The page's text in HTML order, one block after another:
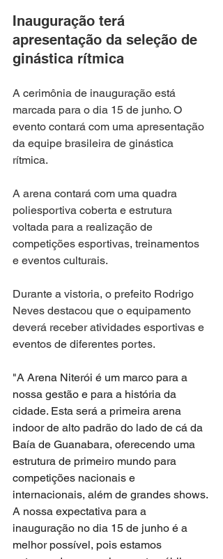
Inauguração terá
apresentação da seleção de
ginástica rítmica
A cerimônia de inauguração está
marcada para o dia 15 de junho. O
evento contará com uma apresentação
da equipe brasileira de ginástica
rítmica.
A arena contará com uma quadra
poliesportiva coberta e estrutura
voltada para a realização de
competições esportivas, treinamentos
e eventos culturais.
Durante a vistoria, o prefeito Rodrigo
Neves destacou que o equipamento
deverá receber atividades esportivas e
eventos de diferentes portes.
"A Arena Niterói é um marco para a
nossa gestão e para a história da
cidade. Esta será a primeira arena
indoor de alto padrão do lado de cá da
Baía de Guanabara, oferecendo uma
estrutura de primeiro mundo para
competições nacionais e
internacionais, além de grandes shows.
A nossa expectativa para a
inauguração no dia 15 de junho é a
melhor possível, pois estamos